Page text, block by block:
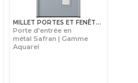
MILLET PORTES ET FENÊTRES
Porte d'entrée en
métal Safran | Gamme
Aquarel